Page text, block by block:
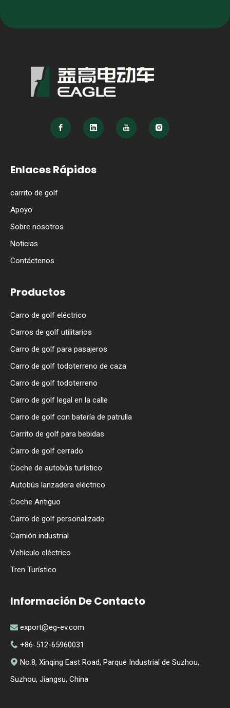
Enlaces Rápidos
carrito de golf
Apoyo
Sobre nosotros
Noticias
Contáctenos
Productos
Carro de golf eléctrico
Carros de golf utilitarios
Carro de golf para pasajeros
Carro de golf todoterreno de caza
Carro de golf todoterreno
Carro de golf legal en la calle
Carro de golf con batería de patrulla
Carrito de golf para bebidas
Carro de golf cerrado
Coche de autobús turístico
Autobús lanzadera eléctrico
Coche Antiguo
Carro de golf personalizado
Camión industrial
Vehículo eléctrico
Tren Turístico
Información De Contacto
 export@eg-ev.com
 +86-512-65960031
 No.8, Xinqing East Road, Parque Industrial de Suzhou,
Suzhou, Jiangsu, China